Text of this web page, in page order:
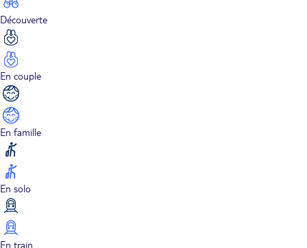
Découverte
En couple
En famille
En solo
En train